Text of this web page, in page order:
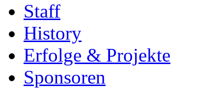
Staff
History
Erfolge & Projekte
Sponsoren